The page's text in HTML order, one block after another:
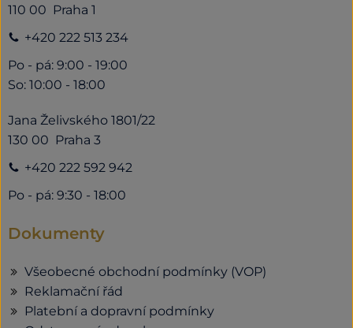
110 00 Praha 1
+420 222 513 234
Po - pá: 9:00 - 19:00
So: 10:00 - 18:00
Jana Želivského 1801/22
130 00 Praha 3
+420 222 592 942
Po - pá: 9:30 - 18:00
Dokumenty
Všeobecné obchodní podmínky (VOP)
Reklamační řád
Platební a dopravní podmínky